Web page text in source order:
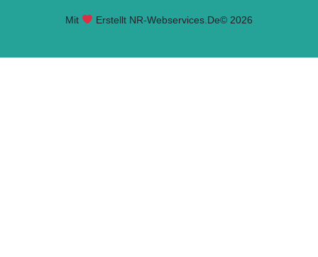
Mit Erstellt NR-Webservices.de© 2026